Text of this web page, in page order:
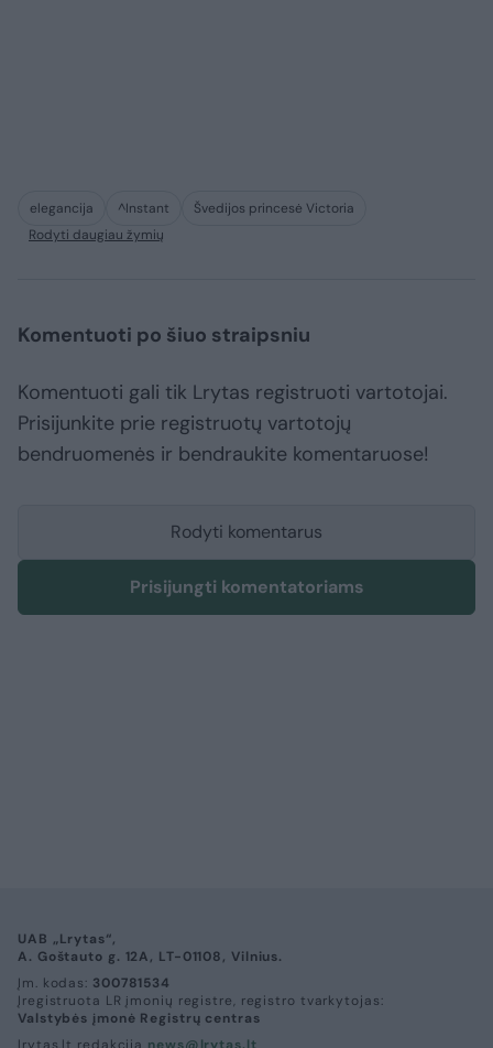
elegancija ^Instant
Švedijos princesė Victoria
Rodyti daugiau žymių
Komentuoti po šiuo straipsniu
Komentuoti gali tik Lrytas registruoti vartotojai.
Prisijunkite prie registruotų vartotojų
bendruomenės ir bendraukite komentaruose!
Rodyti komentarus
Prisijungti komentatoriams
UAB „Lrytas“,
A. Goštauto g. 12A, LT-01108, Vilnius.
Įm. kodas: 300781534
Įregistruota LR įmonių registre, registro tvarkytojas:
Valstybės įmonė Registrų centras